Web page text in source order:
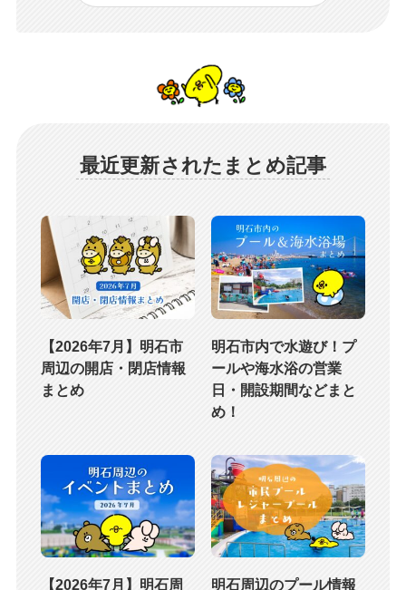
最近更新されたまとめ記事
【2026年7月】明石市
周辺の開店・閉店情報
まとめ
明石市内で水遊び！プ
ールや海水浴の営業
日・開設期間などまと
め！
【2026年7月】明石周
明石周辺のプール情報